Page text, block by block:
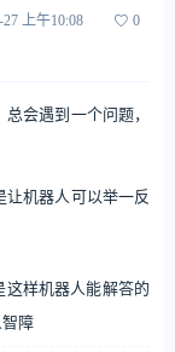
27 上午10:08
0
会遇到一个问题，
机器人可以举一反
样机器人能解答的
障